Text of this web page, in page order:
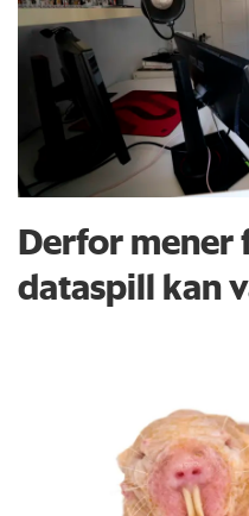
Derfor mener
dataspill kan